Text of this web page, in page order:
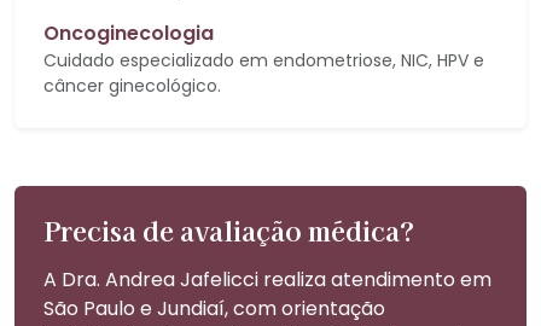
Oncoginecologia
Cuidado especializado em endometriose, NIC, HPV e
câncer ginecológico.
Precisa de avaliação médica?
A Dra. Andrea Jafelicci realiza atendimento em
São Paulo e Jundiaí, com orientação